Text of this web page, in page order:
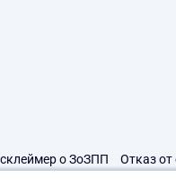
о ЗоЗПП Отказ от